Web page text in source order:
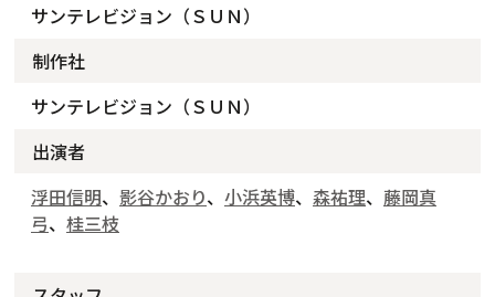
サンテレビジョン（ＳＵＮ）
制作社
サンテレビジョン（ＳＵＮ）
出演者
浮田信明、 影谷かおり、 小浜英博、 森祐理、 藤岡真
弓、 桂三枝